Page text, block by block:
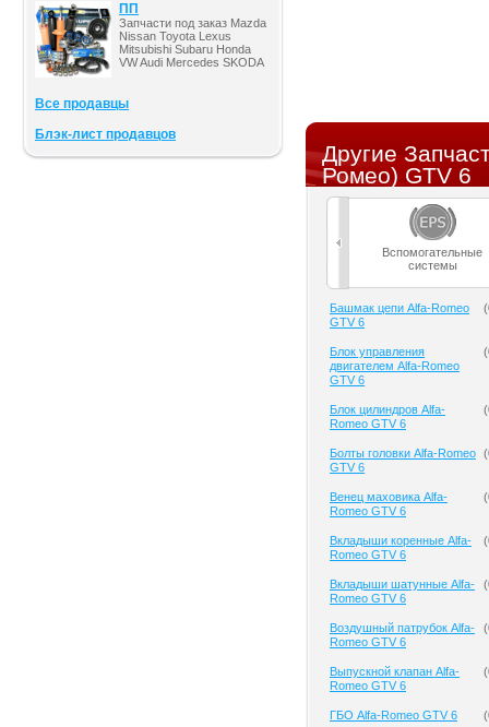
ПП
Запчасти под заказ Mazda
Nissan Toyota Lexus
Mitsubishi Subaru Honda
VW Audi Mercedes SKODA
Все продавцы
Блэк-лист продавцов
Другие
Ромео) GTV 6
Вспомогательные
системы
Башмак цепи Alfa-Romeo
GTV 6
(
Блок управления
двигателем Alfa-Romeo
GTV 6
(
Блок цилиндров Alfa-
Romeo GTV 6
(
Болты головки Alfa-Romeo
GTV 6
(
Венец маховика Alfa-
Romeo GTV 6
(
Вкладыши коренные Alfa-
Romeo GTV 6
(
Вкладыши шатунные Alfa-
Romeo GTV 6
(
Воздушный патрубок Alfa-
Romeo GTV 6
(
Выпускной клапан Alfa-
Romeo GTV 6
(
ГБО Alfa-Romeo GTV 6 (